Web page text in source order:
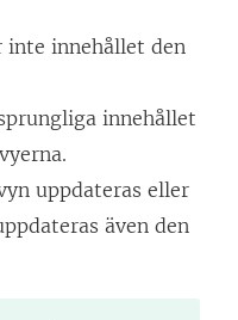
ö
p
n
a
s
inte innehållet den
innehållet
uppdateras eller
även den